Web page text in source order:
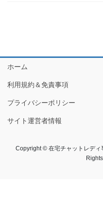
ホーム
利用規約＆免責事項
プライバシーポリシー
サイト運営者情報
Copyright © 在宅チャットレディ